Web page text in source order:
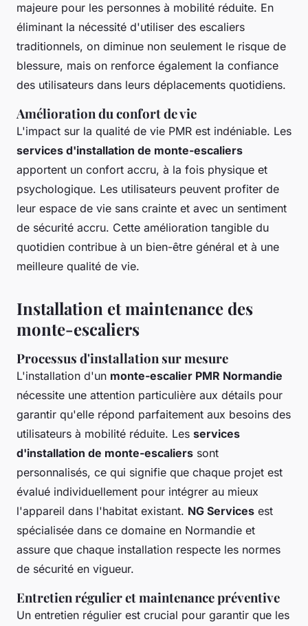
majeure pour les personnes à mobilité réduite. En
éliminant la nécessité d'utiliser des escaliers
traditionnels, on diminue non seulement le risque de
blessure, mais on renforce également la confiance
des utilisateurs dans leurs déplacements quotidiens.
Amélioration du confort de vie
L'impact sur la qualité de vie PMR est indéniable. Les
services d'installation de monte-escaliers
apportent un confort accru, à la fois physique et
psychologique. Les utilisateurs peuvent profiter de
leur espace de vie sans crainte et avec un sentiment
de sécurité accru. Cette amélioration tangible du
quotidien contribue à un bien-être général et à une
meilleure qualité de vie.
Installation et maintenance des
monte-escaliers
Processus d'installation sur mesure
L'installation d'un monte-escalier PMR Normandie
nécessite une attention particulière aux détails pour
garantir qu'elle répond parfaitement aux besoins des
utilisateurs à mobilité réduite. Les services
d'installation de monte-escaliers sont
personnalisés, ce qui signifie que chaque projet est
évalué individuellement pour intégrer au mieux
l'appareil dans l'habitat existant. NG Services est
spécialisée dans ce domaine en Normandie et
assure que chaque installation respecte les normes
de sécurité en vigueur.
Entretien régulier et maintenance préventive
Un entretien régulier est crucial pour garantir que les